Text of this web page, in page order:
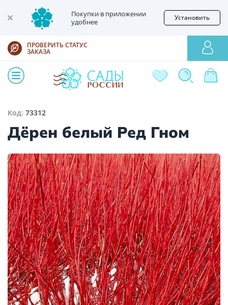
Покупки в приложении
удобнее
Установить
ПРОВЕРИТЬ СТАТУС
ЗАКАЗА
Код: 73312
Дёрен белый Ред Гном